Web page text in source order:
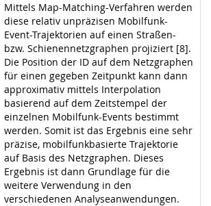
Mittels Map-Matching-Verfahren werden
diese relativ unpräzisen Mobilfunk-
Event-Trajektorien auf einen Straßen-
bzw. Schienennetzgraphen projiziert [8].
Die Position der ID auf dem Netzgraphen
für einen gegeben Zeitpunkt kann dann
approximativ mittels Interpolation
basierend auf dem Zeitstempel der
einzelnen Mobilfunk-Events bestimmt
werden. Somit ist das Ergebnis eine sehr
präzise, mobilfunkbasierte Trajektorie
auf Basis des Netzgraphen. Dieses
Ergebnis ist dann Grundlage für die
weitere Verwendung in den
verschiedenen Analyseanwendungen.